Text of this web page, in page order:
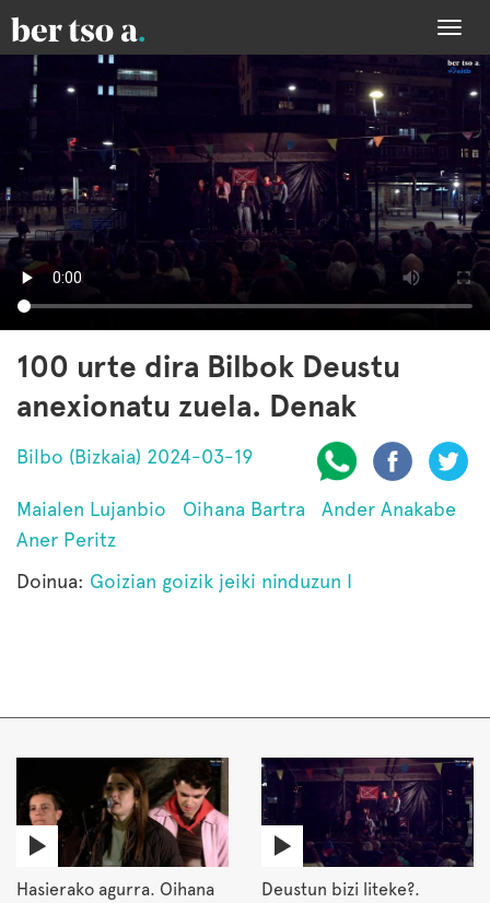
100 urte dira Bilbok Deustu
anexionatu zuela. Denak
Bilbo (Bizkaia) 2024-03-19
Maialen Lujanbio Oihana Bartra
Ander Anakabe
Aner Peritz
Doinua: Goizian goizik jeiki ninduzun I
Hasierako agurra. Oihana
Deustun bizi liteke?.